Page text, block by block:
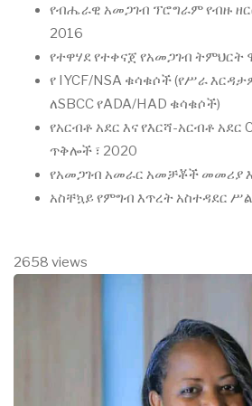
የብሔራዊ አመጋገብ ፕሮግራም የብዙ
2016
የተዋሃደ የተቀናጀ የአመጋገብ ትምህርት
የ IYCF/NSA ቁሳቁሶች (የሥራ
ለSBCC የADA/HAD ቁሳቁሶች)
የአርብቶ አደር እና የእርሻ-አርብቶ አደር
ጥቅሎች ፣ 2020
የአመጋገብ አመራር አመቻቾች መመሪያ
አስቸኳይ የምግብ እጥረት አስተዳደር
2658 views